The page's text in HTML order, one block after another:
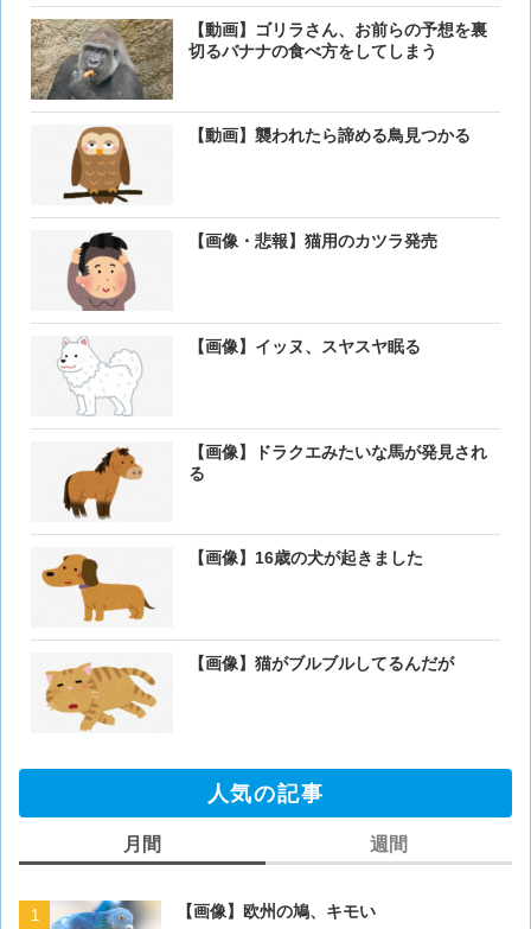
【動画】ゴリラさん、お前らの予想を裏
切るバナナの食べ方をしてしまう
【動画】襲われたら諦める鳥見つかる
【画像・悲報】猫用のカツラ発売
【画像】イッヌ、スヤスヤ眠る
【画像】ドラクエみたいな馬が発見され
る
【画像】16歳の犬が起きました
【画像】猫がブルブルしてるんだが
人気の記事
月間
【画像】欧州の鳩、キモい
週間
【画像】欧州の鳩、キモい